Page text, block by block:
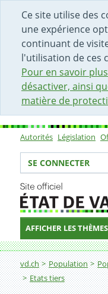
Ce site utilise des
une expérience
continuant de
l'utilisation de ces
Pour en savoir
désactiver, ainsi
matière de
DÉBUT DU
ACCÈS AU CHAMP
PAGE D'ACCUEIL
FORMULAIRE DE
Sous-
Autorités Législation
Votre
SE CONNECTER
AFFICHER LES THÈMES
Fil
vd.ch Population
Etats tiers